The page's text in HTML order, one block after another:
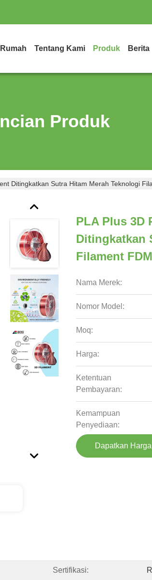
Rumah Tentang Kami Produk Berita
Produk
Ditingkatkan Sutra Hitam Merah Teknologi
PLA Plus 3D
Ditingkatkan
Filament FDM
Nama Merek:
Nomor Model:
Moq:
Harga:
Ketentuan
Pembayaran:
Kemampuan
Penyediaan:
Dapatkan
Sertifikasi: